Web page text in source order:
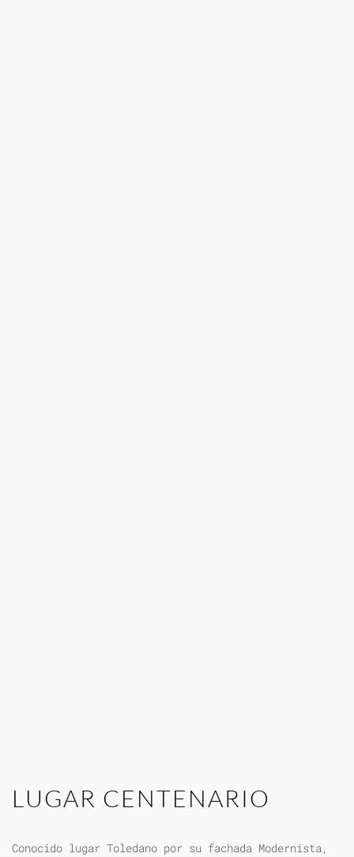
LUGAR CENTENARIO
Conocido lugar Toledano por su fachada Modernista,